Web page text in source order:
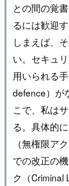
との間の覚
るには歓迎
しまえば、
い。セキュ
用いられる
defence）が
こで、私は
る。具体的
（無権限ア
での改正の
ク（Criminal